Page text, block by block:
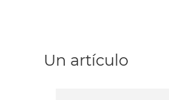
Un artículo